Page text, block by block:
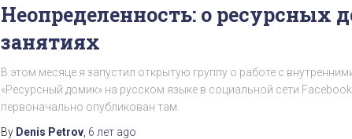
Неопределенность: о ресурсных
занятиях
В этом месяце я запустил открытую группу о работе с
«Ресурсный домик» на русском языке в социальной сети
первоначально опубликован там.
By Denis Petrov, 6 летago